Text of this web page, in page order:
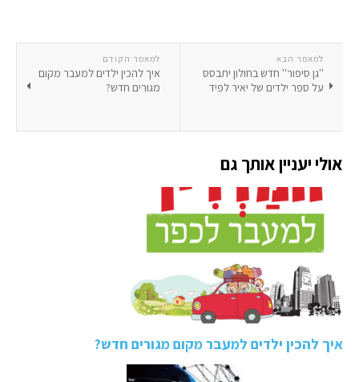
למאמר הקודם
איך להכין ילדים למעבר מקום
מגורים חדש?
למאמר הבא
''גן סיפור'' חדש בחולון יתבסס
על ספר ילדים של יאיר לפיד
אולי יעניין אותך גם
איך להכין ילדים למעבר מקום מגורים חדש?